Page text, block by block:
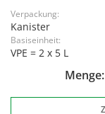
Verpackung:
Kanister
Basiseinheit:
VPE = 2 x 5 L
Menge: